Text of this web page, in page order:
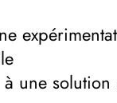
une solution